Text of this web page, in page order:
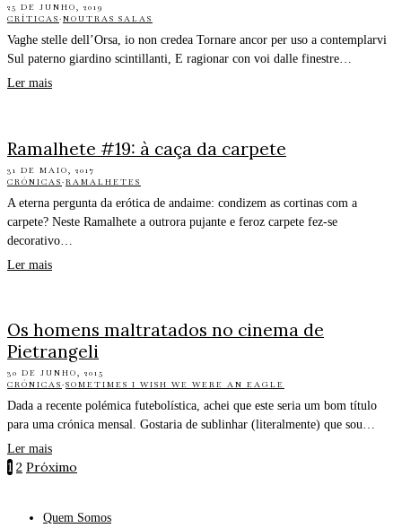
25 DE JUNHO, 2019
CRÍTICAS·NOUTRAS SALAS
Vaghe stelle dell’Orsa, io non credea Tornare ancor per uso a contemplarvi
Sul paterno giardino scintillanti, E ragionar con voi dalle finestre…
Ler mais
Ramalhete #19: à caça da carpete
31 DE MAIO, 2017
CRÓNICAS·RAMALHETES
A eterna pergunta da erótica de andaime: condizem as cortinas com a
carpete? Neste Ramalhete a outrora pujante e feroz carpete fez-se
decorativo…
Ler mais
Os homens maltratados no cinema de
Pietrangeli
30 DE JUNHO, 2015
CRÓNICAS·SOMETIMES I WISH WE WERE AN EAGLE
Dada a recente polémica futebolística, achei que este seria um bom título
para uma crónica mensal. Gostaria de sublinhar (literalmente) que sou…
Ler mais
1 2 Próximo
Quem Somos